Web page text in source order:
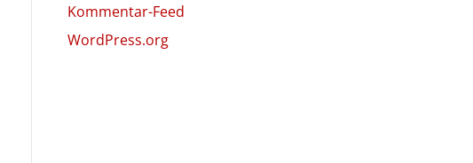
Kommentar-Feed
WordPress.org